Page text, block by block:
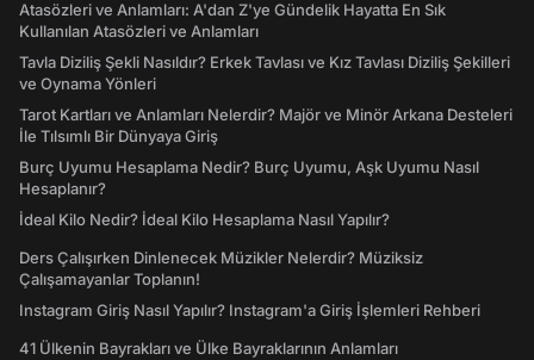
Atasözleri ve Anlamları: A'dan Z'ye Gündelik Hayatta En Sık
Kullanılan Atasözleri ve Anlamları
Tavla Diziliş Şekli Nasıldır? Erkek Tavlası ve Kız Tavlası Diziliş Şekilleri
ve Oynama Yönleri
Tarot Kartları ve Anlamları Nelerdir? Majör ve Minör Arkana Desteleri
İle Tılsımlı Bir Dünyaya Giriş
Burç Uyumu Hesaplama Nedir? Burç Uyumu, Aşk Uyumu Nasıl
Hesaplanır?
İdeal Kilo Nedir? İdeal Kilo Hesaplama Nasıl Yapılır?
Ders Çalışırken Dinlenecek Müzikler Nelerdir? Müziksiz
Çalışamayanlar Toplanın!
Instagram Giriş Nasıl Yapılır? Instagram'a Giriş İşlemleri Rehberi
41 Ülkenin Bayrakları ve Ülke Bayraklarının Anlamları